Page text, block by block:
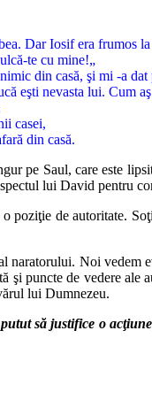
Dar Iosif era frumos
te cu mine!„
din casă, şi mi -a dat
eşti nevasta lui. Cum
casei,
din casă.
pe Saul, care este
lui David pentru
de autoritate.
naratorului. Noi
puncte de vedere
lui Dumnezeu.
să justifice o